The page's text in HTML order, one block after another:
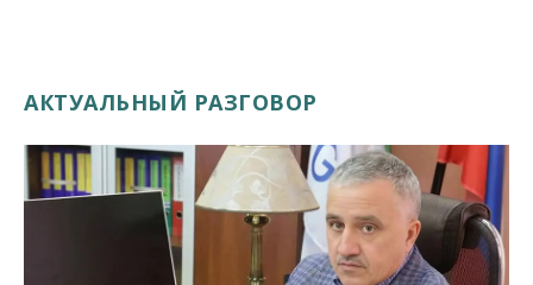
АКТУАЛЬНЫЙ РАЗГОВОР